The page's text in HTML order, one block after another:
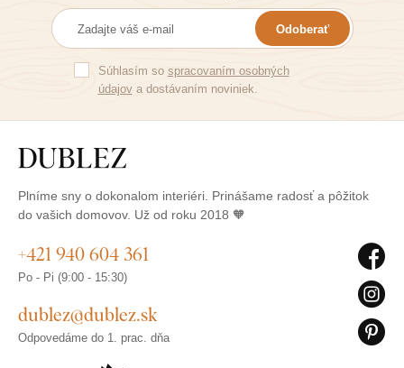
Odoberať
Súhlasím so spracovaním osobných
údajova dostávaním noviniek.
Plníme sny o dokonalom interiéri. Prinášame radosť a pôžitok
do vašich domovov. Už od roku 2018 🧡
+421 940 604 361
Po - Pi (9:00 - 15:30)
dublez@dublez.sk
Odpovedáme do 1. prac. dňa